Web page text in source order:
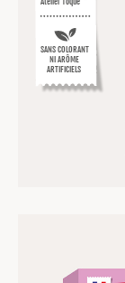
SANS COLORANT
NI ARÔME
ARTIFICIELS